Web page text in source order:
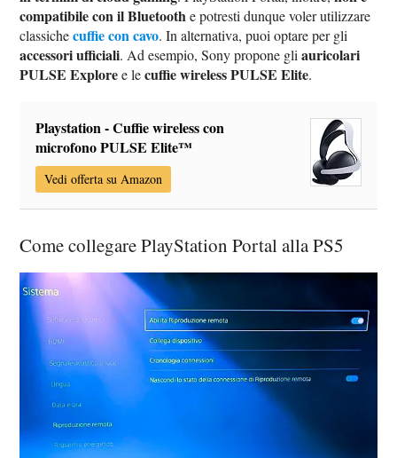
compatibile con il Bluetoothe potresti dunque voler utilizzare
classichecuffie con cavo. In alternativa, puoi optare per gli
accessori ufficiali. Ad esempio, Sony propone gliauricolari
PULSE Exploree lecuffie wireless PULSE Elite.
Playstation - Cuffie wireless con
microfono PULSE Elite™
Vedi offerta su Amazon
Come collegare PlayStation Portal alla PS5